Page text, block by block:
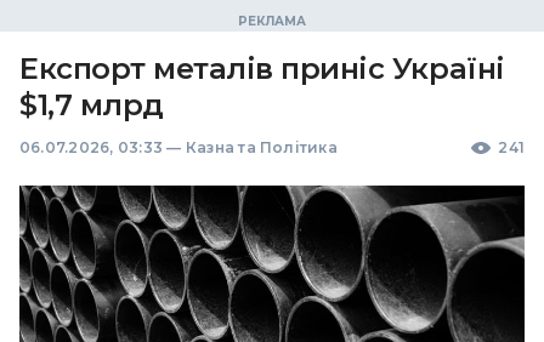
Експорт металів приніс Україні
$1,7 млрд
06.07.2026, 03:33 — Казна та Політика 241